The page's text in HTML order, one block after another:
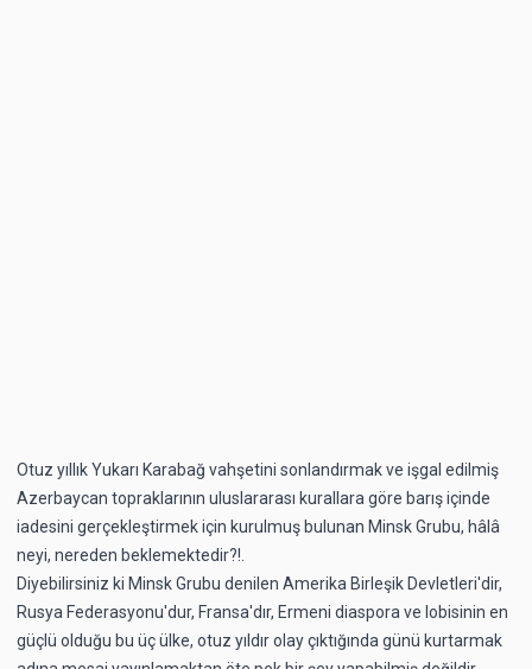
Otuz yıllık Yukarı Karabağ vahşetini sonlandırmak ve işgal edilmiş
Azerbaycan topraklarının uluslararası kurallara göre barış içinde
iadesini gerçekleştirmek için kurulmuş bulunan Minsk Grubu, hâlâ
neyi, nereden beklemektedir?!.
Diyebilirsiniz ki Minsk Grubu denilen Amerika Birleşik Devletleri'dir,
Rusya Federasyonu'dur, Fransa'dır, Ermeni diaspora ve lobisinin en
güçlü olduğu bu üç ülke, otuz yıldır olay çıktığında günü kurtarmak